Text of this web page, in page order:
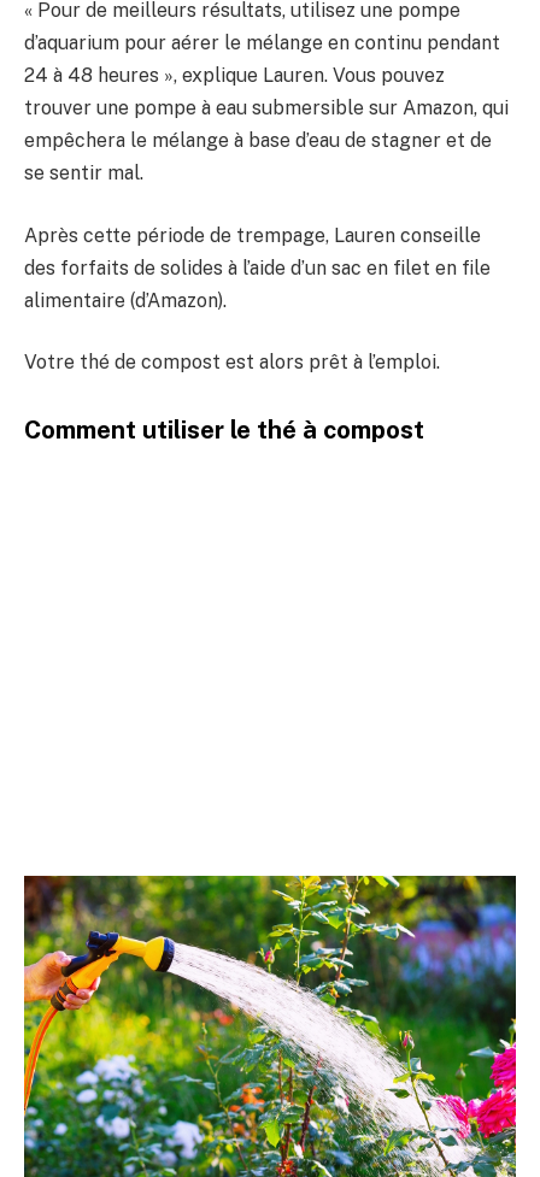
« Pour de meilleurs résultats, utilisez une pompe
d’aquarium pour aérer le mélange en continu pendant
24 à 48 heures », explique Lauren. Vous pouvez
trouver une pompe à eau submersible sur Amazon, qui
empêchera le mélange à base d’eau de stagner et de
se sentir mal.
Après cette période de trempage, Lauren conseille
des forfaits de solides à l’aide d’un sac en filet en file
alimentaire (d’Amazon).
Votre thé de compost est alors prêt à l’emploi.
Comment utiliser le thé à compost